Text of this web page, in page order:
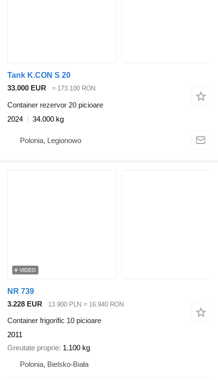
Tank K.CON S 20
33.000 EUR
≈ 173.100 RON
Container rezervor 20 picioare
2024
34.000 kg
Polonia, Legionowo
VIDEO
NR 739
3.228 EUR
13.900 PLN ≈ 16.940 RON
Container frigorific 10 picioare
2011
Greutate proprie 1.100 kg
Polonia, Bielsko-Biała